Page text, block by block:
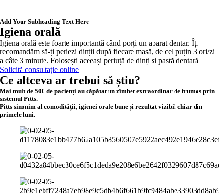
Add Your Subheading Text Here
Igiena orală
Igiena orală este foarte importantă când porți un aparat dentar. Îți
recomandăm să-ți periezi dinții după fiecare masă, de cel puțin 3 ori/zi
a câte 3 minute. Folosești aceeași periuță de dinți și pastă dentară
Solicită consultație online
Ce altceva ar trebui să știu?
Mai mult de 500 de pacienți au căpătat un zîmbet extraordinar de frumos prin
sistemul Pitts.
Pitts sinonim al comodității, igienei orale bune și rezultat vizibil chiar din
primele luni.